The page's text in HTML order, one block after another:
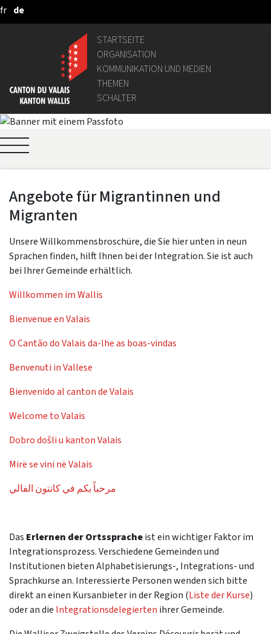
Zum Hauptinhalt springen
fr de
STARTSEITE
ORGANISATION
KOMMUNIKATION UND MEDIEN
THEMEN
SCHALTER
Angebote für Migrantinnen und
Migranten
Unsere Willkommensbroschüre, die Sie hier unten in neun
Sprachen finden, hilft Ihnen bei der Integration. Sie ist auch
bei Ihrer Gemeinde erhältlich.
Willkommen im Wallis
Bienvenue en Valais
O Cantão do Valais da-lhe as boas-vindas
Benvenuti in Vallese
Bienvenido al canton de Valais
Welcome to Valais
Dobro došli u kanton Valais
Mirë se vini në Valais
مرحباً بكم في كانتون الفالي
Das Erlernen der Ortsspracheist ein wichtiger Faktor im
Integrationsprozess. Verschiedene Gemeinden und
Institutionen bieten Alphabetisierungs-, Integrations- und
Sprachkurse an. Interessierte Personen wenden sich bitte
direkt an einen Kursanbieter in der Region (Liste der Kurse)
oder an die Integrationsdelegierten ihrer Gemeinde.